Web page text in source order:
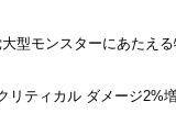
型モンスターにあたえ
ティカル ダメージ2%